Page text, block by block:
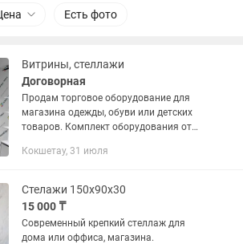
Есть фото
Витрины, стеллажи
Договорная
Продам торговое оборудование для
магазина одежды, обуви или детских
товаров. Комплект оборудования от
Подойдет для открытия магазина
Кокшетау, 31 июля
Стелажи 150х90х30
15 000 ₸
Современный крепкий стеллаж для
дома или оффиса, магазина.